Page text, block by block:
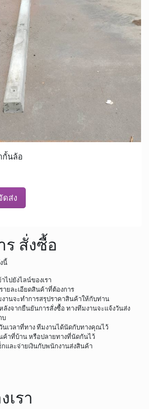
กั้นล้อ
ดส่ง
สั่งซื้อ
นี้
าไปยังไลน์ของเรา
ายละเอียดสินค้าที่ต้องการ
านจะทำการสรุปราคาสินค้าให้กับท่าน
ลังจากยืนยันการสั่งซื้อ ทางทีมงานจะแจ้งวันส่ง
บ
นเวลาที่ทาง ทีมงานได้นัดกับทางคุณไว้
ค้าที่บ้าน หรือปลายทางที่นัดกันไว้
กและจ่ายเงินกับพนักงานส่งสินค้า
เรา